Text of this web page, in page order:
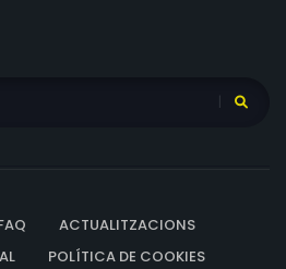
ACTUALITZACIONS
POLÍTICA DE COOKIES